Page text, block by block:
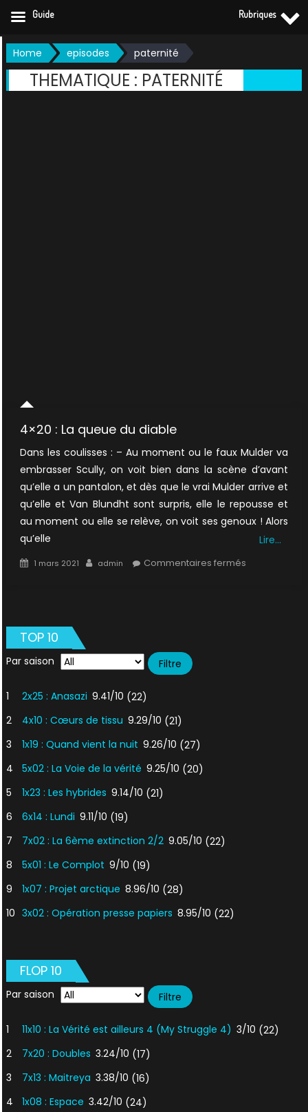
Skip
to
content
Home episodes paternité
THEMATIQUE : PATERNITÉ
4×20 : La queue du diable
Dans les coulisses : – Au moment ou le faux Mulder va
embrasser Scully, on voit bien dans la scène d’avant
qu’elle a un pantalon, et dès que le vrai Mulder arrive et
qu’elle et Van Blundht sont surpris, elle le repousse et
au moment ou elle se relève, on voit ses genoux ! Alors
qu’elle
Lire…
Posted
1 mars 2021 Author
admin Commentaires ferméssur
TOP 10
Par saison
1 2x25 : Anasazi 9.41/10 (22)
2
4x10 : Cœurs de tissu 9.29/10 (21)
3
1x19 : Quand vient la nuit 9.26/10 (27)
4
5x02 : La Voie de la vérité 9.25/10 (20)
5
1x23 : Les hybrides 9.14/10 (21)
6
6x14 : Lundi 9.11/10 (19)
7
7x02 : La 6ème extinction 2/2 9.05/10 (22)
8
5x01 : Le Complot 9/10 (19)
9
1x07 : Projet arctique 8.96/10 (28)
10 3x02 : Opération presse papiers 8.95/10 (22)
FLOP 10
Par saison
1 11x10 : La Vérité est ailleurs 4 (My Struggle 4) 3/10 (22)
2
7x20 : Doubles 3.24/10 (17)
3
7x13 : Maitreya 3.38/10 (16)
4
1x08 : Espace 3.42/10 (24)
Guide Rubriques